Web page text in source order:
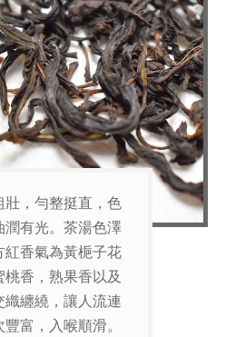
，勻整挺直，色
有光。茶湯色澤
香氣為黃梔子花
香，熟果香以及
纏繞，讓人流連
富，入喉順滑。